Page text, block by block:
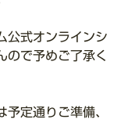
公式オンラインシ
ので予めご了承く
定通りご準備、